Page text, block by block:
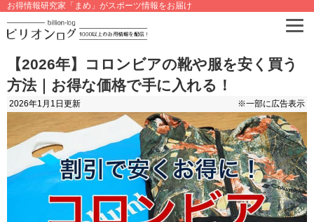
お得情報研究家「まめ」がスポーツ情報をお届け
【2026年】コロンビアの靴や服を安く買う
方法｜お得な価格で手に入れる！
2026年1月1日 更新 ※一部に広告表示